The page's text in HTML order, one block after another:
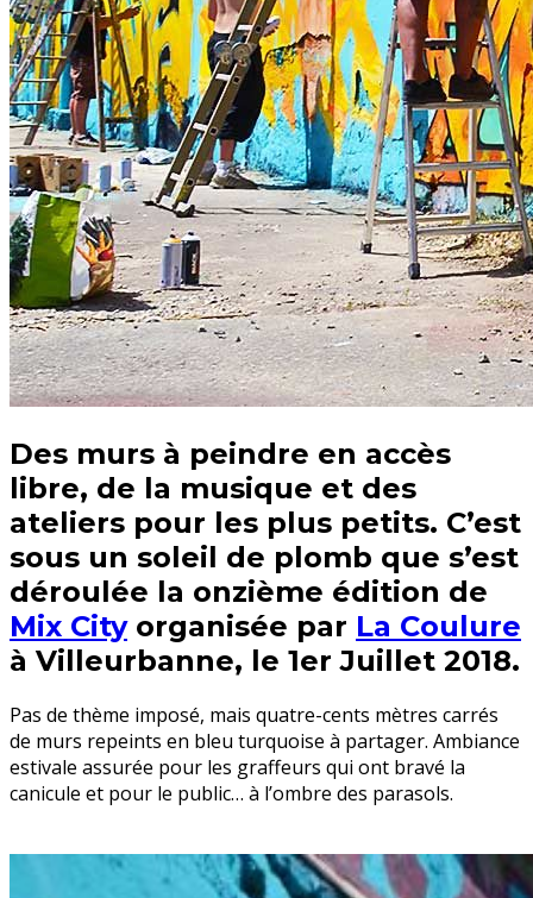
Des murs à peindre en accès
libre, de la musique et des
ateliers pour les plus petits. C’est
sous un soleil de plomb que s’est
déroulée la onzième édition de
Mix Cityorganisée par La Coulure
à Villeurbanne, le 1er Juillet 2018.
Pas de thème imposé, mais quatre-cents mètres carrés
de murs repeints en bleu turquoise à partager. Ambiance
estivale assurée pour les graffeurs qui ont bravé la
canicule et pour le public… à l’ombre des parasols.